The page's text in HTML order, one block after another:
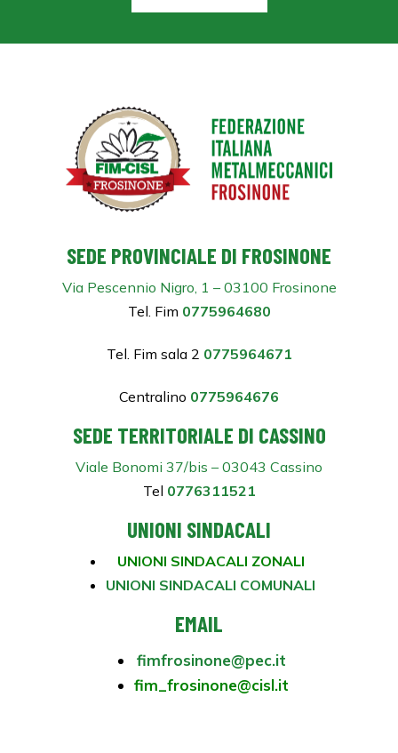
SEDE PROVINCIALE DI FROSINONE
Via Pescennio Nigro, 1 – 03100 Frosinone
Tel. Fim 0775964680
Tel. Fim sala 2 0775964671
Centralino 0775964676
SEDE TERRITORIALE DI CASSINO
Viale Bonomi 37/bis – 03043 Cassino
Tel 0776311521
UNIONI SINDACALI
UNIONI SINDACALI ZONALI
UNIONI SINDACALI COMUNALI
EMAIL
fimfrosinone@pec.it
fim_frosinone@cisl.it